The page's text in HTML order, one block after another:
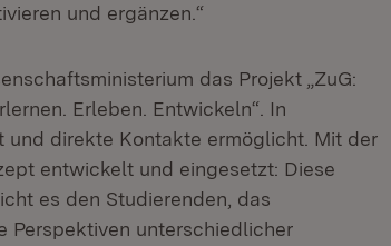
und ergänzen.“
das Projekt „ZuG:
Erleben. Entwickeln“. In
und direkte Kontakte ermöglicht. Mit der
entwickelt und eingesetzt: Diese
es den Studierenden, das
Perspektiven unterschiedlicher